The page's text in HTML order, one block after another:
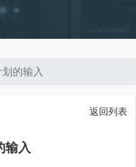
的输入
返回列表
输入